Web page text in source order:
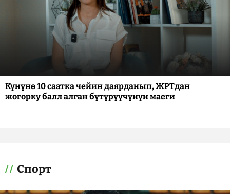
Күнүнө 10 саатка чейин даярданып, ЖРТдан
жогорку балл алган бүтүрүүчүнүн маеги
Спорт